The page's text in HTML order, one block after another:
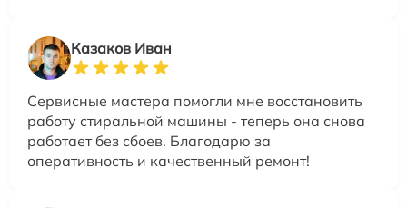
Казаков Иван
Сервисные мастера помогли мне восстановить
работу стиральной машины - теперь она снова
работает без сбоев. Благодарю за
оперативность и качественный ремонт!